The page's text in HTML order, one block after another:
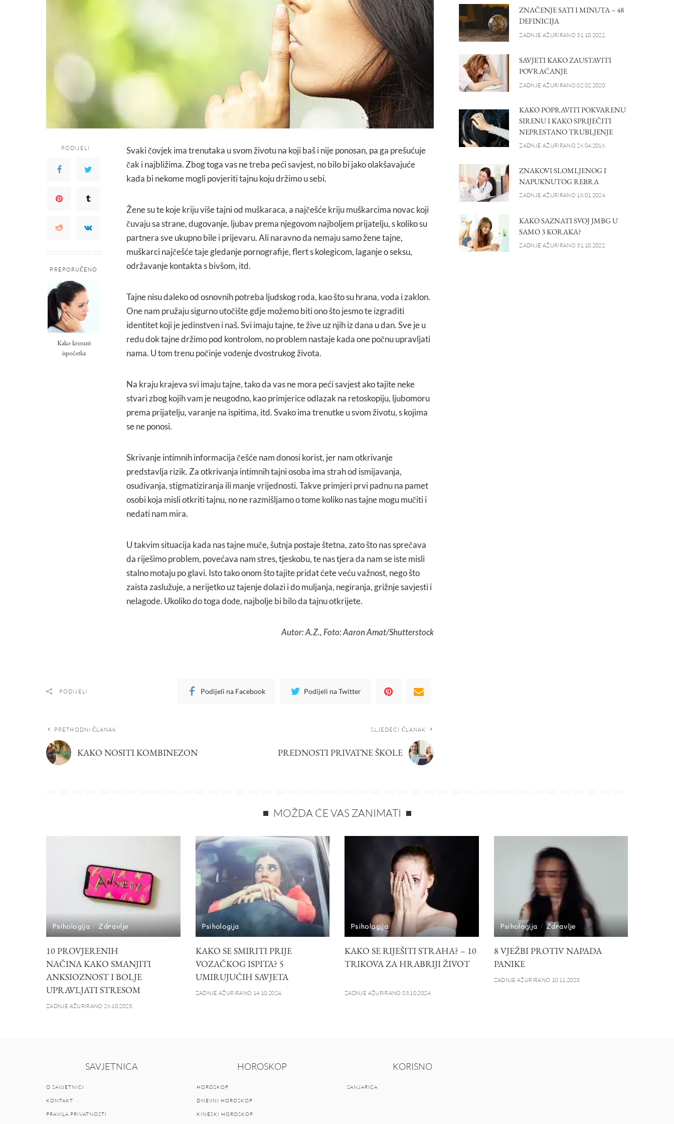
PODIJELI
PREPORUČENO
Kako krenuti
ispočetka
Svaki čovjek ima trenutaka u svom životu na koji baš i nije ponosan, pa ga prešućuje
čak i najbližima. Zbog toga vas ne treba peći savjest, no bilo bi jako olakšavajuće
kada bi nekome mogli povjeriti tajnu koju držimo u sebi.
Žene su te koje kriju više tajni od muškaraca, a najčešće kriju muškarcima novac koji
čuvaju sa strane, dugovanje, ljubav prema njegovom najboljem prijatelju, s koliko su
partnera sve ukupno bile i prijevaru. Ali naravno da nemaju samo žene tajne,
muškarci najčešće taje gledanje pornografije, flert s kolegicom, laganje o seksu,
održavanje kontakta s bivšom, itd.
Tajne nisu daleko od osnovnih potreba ljudskog roda, kao što su hrana, voda i zaklon.
One nam pružaju sigurno utočište gdje možemo biti ono što jesmo te izgraditi
identitet koji je jedinstven i naš. Svi imaju tajne, te žive uz njih iz dana u dan. Sve je u
redu dok tajne držimo pod kontrolom, no problem nastaje kada one počnu upravljati
nama. U tom trenu počinje vođenje dvostrukog života.
Na kraju krajeva svi imaju tajne, tako da vas ne mora peći savjest ako tajite neke
stvari zbog kojih vam je neugodno, kao primjerice odlazak na retoskopiju, ljubomoru
prema prijatelju, varanje na ispitima, itd. Svako ima trenutke u svom životu, s kojima
se ne ponosi.
Skrivanje intimnih informacija češće nam donosi korist, jer nam otkrivanje
predstavlja rizik. Za otkrivanja intimnih tajni osoba ima strah od ismijavanja,
osuđivanja, stigmatiziranja ili manje vrijednosti. Takve primjeri prvi padnu na pamet
osobi koja misli otkriti tajnu, no ne razmišljamo o tome koliko nas tajne mogu mučiti i
nedati nam mira.
U takvim situacija kada nas tajne muče, šutnja postaje štetna, zato što nas sprečava
da riješimo problem, povećava nam stres, tjeskobu, te nas tjera da nam se iste misli
stalno motaju po glavi. Isto tako onom što tajite pridat ćete veću važnost, nego što
zaista zaslužuje, a nerijetko uz tajenje dolazi i do muljanja, negiranja, grižnje savjesti i
nelagode. Ukoliko do toga dođe, najbolje bi bilo da tajnu otkrijete.
Autor: A.Z., Foto: Aaron Amat/Shutterstock
PODIJELI Podijeli na Facebook Podijeli na Twitter
PRETHODNI ČLANAK
KAKO NOSITI KOMBINEZON
SLJEDEĆI ČLANAK
PREDNOSTI PRIVATNE ŠKOLE
ZNAČENJE SATI I MINUTA – 48
DEFINICIJA
ZADNJE AŽURIRANO 31.10.2022.
SAVJETI KAKO ZAUSTAVITI
POVRAĆANJE
ZADNJE AŽURIRANO 02.02.2020.
KAKO POPRAVITI POKVARENU
SIRENU I KAKO SPRIJEČITI
NEPRESTANO TRUBLJENJE
ZADNJE AŽURIRANO 26.04.2016.
ZNAKOVI SLOMLJENOG I
NAPUKNUTOG REBRA
ZADNJE AŽURIRANO 18.01.2024.
KAKO SAZNATI SVOJ JMBG U
SAMO 3 KORAKA?
ZADNJE AŽURIRANO 31.10.2022.
MOŽDA ĆE VAS ZANIMATI
Psihologija Zdravlje
10 PROVJERENIH
NAČINA KAKO SMANJITI
ANKSIOZNOST I BOLJE
UPRAVLJATI STRESOM
ZADNJE AŽURIRANO 26.10.2025.
Psihologija
KAKO SE SMIRITI PRIJE
VOZAČKOG ISPITA? 5
UMIRUJUĆIH SAVJETA
ZADNJE AŽURIRANO 14.10.2024.
Psihologija
KAKO SE RIJEŠITI STRAHA? – 10
TRIKOVA ZA HRABRIJI ŽIVOT
ZADNJE AŽURIRANO 03.10.2024.
Psihologija Zdravlje
8 VJEŽBI PROTIV NAPADA
PANIKE
ZADNJE AŽURIRANO 10.11.2023.
SAVJETNICA
O SAVJETNICI
KONTAKT
PRAVILA PRIVATNOSTI
HOROSKOP
HOROSKOP
DNEVNI HOROSKOP
KINESKI HOROSKOP
KORISNO
SANJARICA